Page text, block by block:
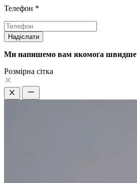
Телефон *
Надіслати
Ми напишемо вам якомога швидше
Pозмірна сітка